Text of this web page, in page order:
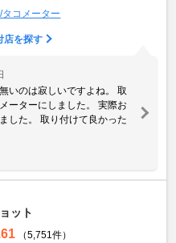
タコメーター
店を探す
いのは寂しいですよね。 取
ーターにしました。 実際お
した。 取り付けて良かった
ット
（5,751件）